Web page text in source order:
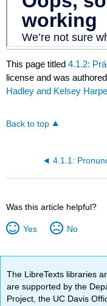
This page titled4.1.2:
license and was
Hadley and Kelsey
Back to top
4.1.1:
Was this article helpful?
Yes No
The LibreTexts libraries
are supported by the
Project, the UC Davis